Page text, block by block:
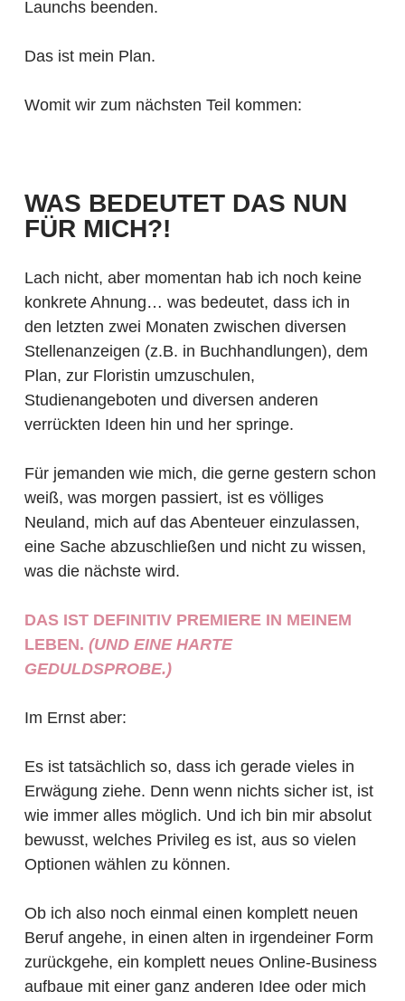
Launchs beenden.
Das ist mein Plan.
Womit wir zum nächsten Teil kommen:
WAS BEDEUTET DAS NUN
FÜR MICH?!
Lach nicht, aber momentan hab ich noch keine
konkrete Ahnung… was bedeutet, dass ich in
den letzten zwei Monaten zwischen diversen
Stellenanzeigen (z.B. in Buchhandlungen), dem
Plan, zur Floristin umzuschulen,
Studienangeboten und diversen anderen
verrückten Ideen hin und her springe.
Für jemanden wie mich, die gerne gestern schon
weiß, was morgen passiert, ist es völliges
Neuland, mich auf das Abenteuer einzulassen,
eine Sache abzuschließen und nicht zu wissen,
was die nächste wird.
DAS IST DEFINITIV PREMIERE IN MEINEM
LEBEN. (UND EINE HARTE
GEDULDSPROBE.)
Im Ernst aber:
Es ist tatsächlich so, dass ich gerade vieles in
Erwägung ziehe. Denn wenn nichts sicher ist, ist
wie immer alles möglich. Und ich bin mir absolut
bewusst, welches Privileg es ist, aus so vielen
Optionen wählen zu können.
Ob ich also noch einmal einen komplett neuen
Beruf angehe, in einen alten in irgendeiner Form
zurückgehe, ein komplett neues Online-Business
aufbaue mit einer ganz anderen Idee oder mich